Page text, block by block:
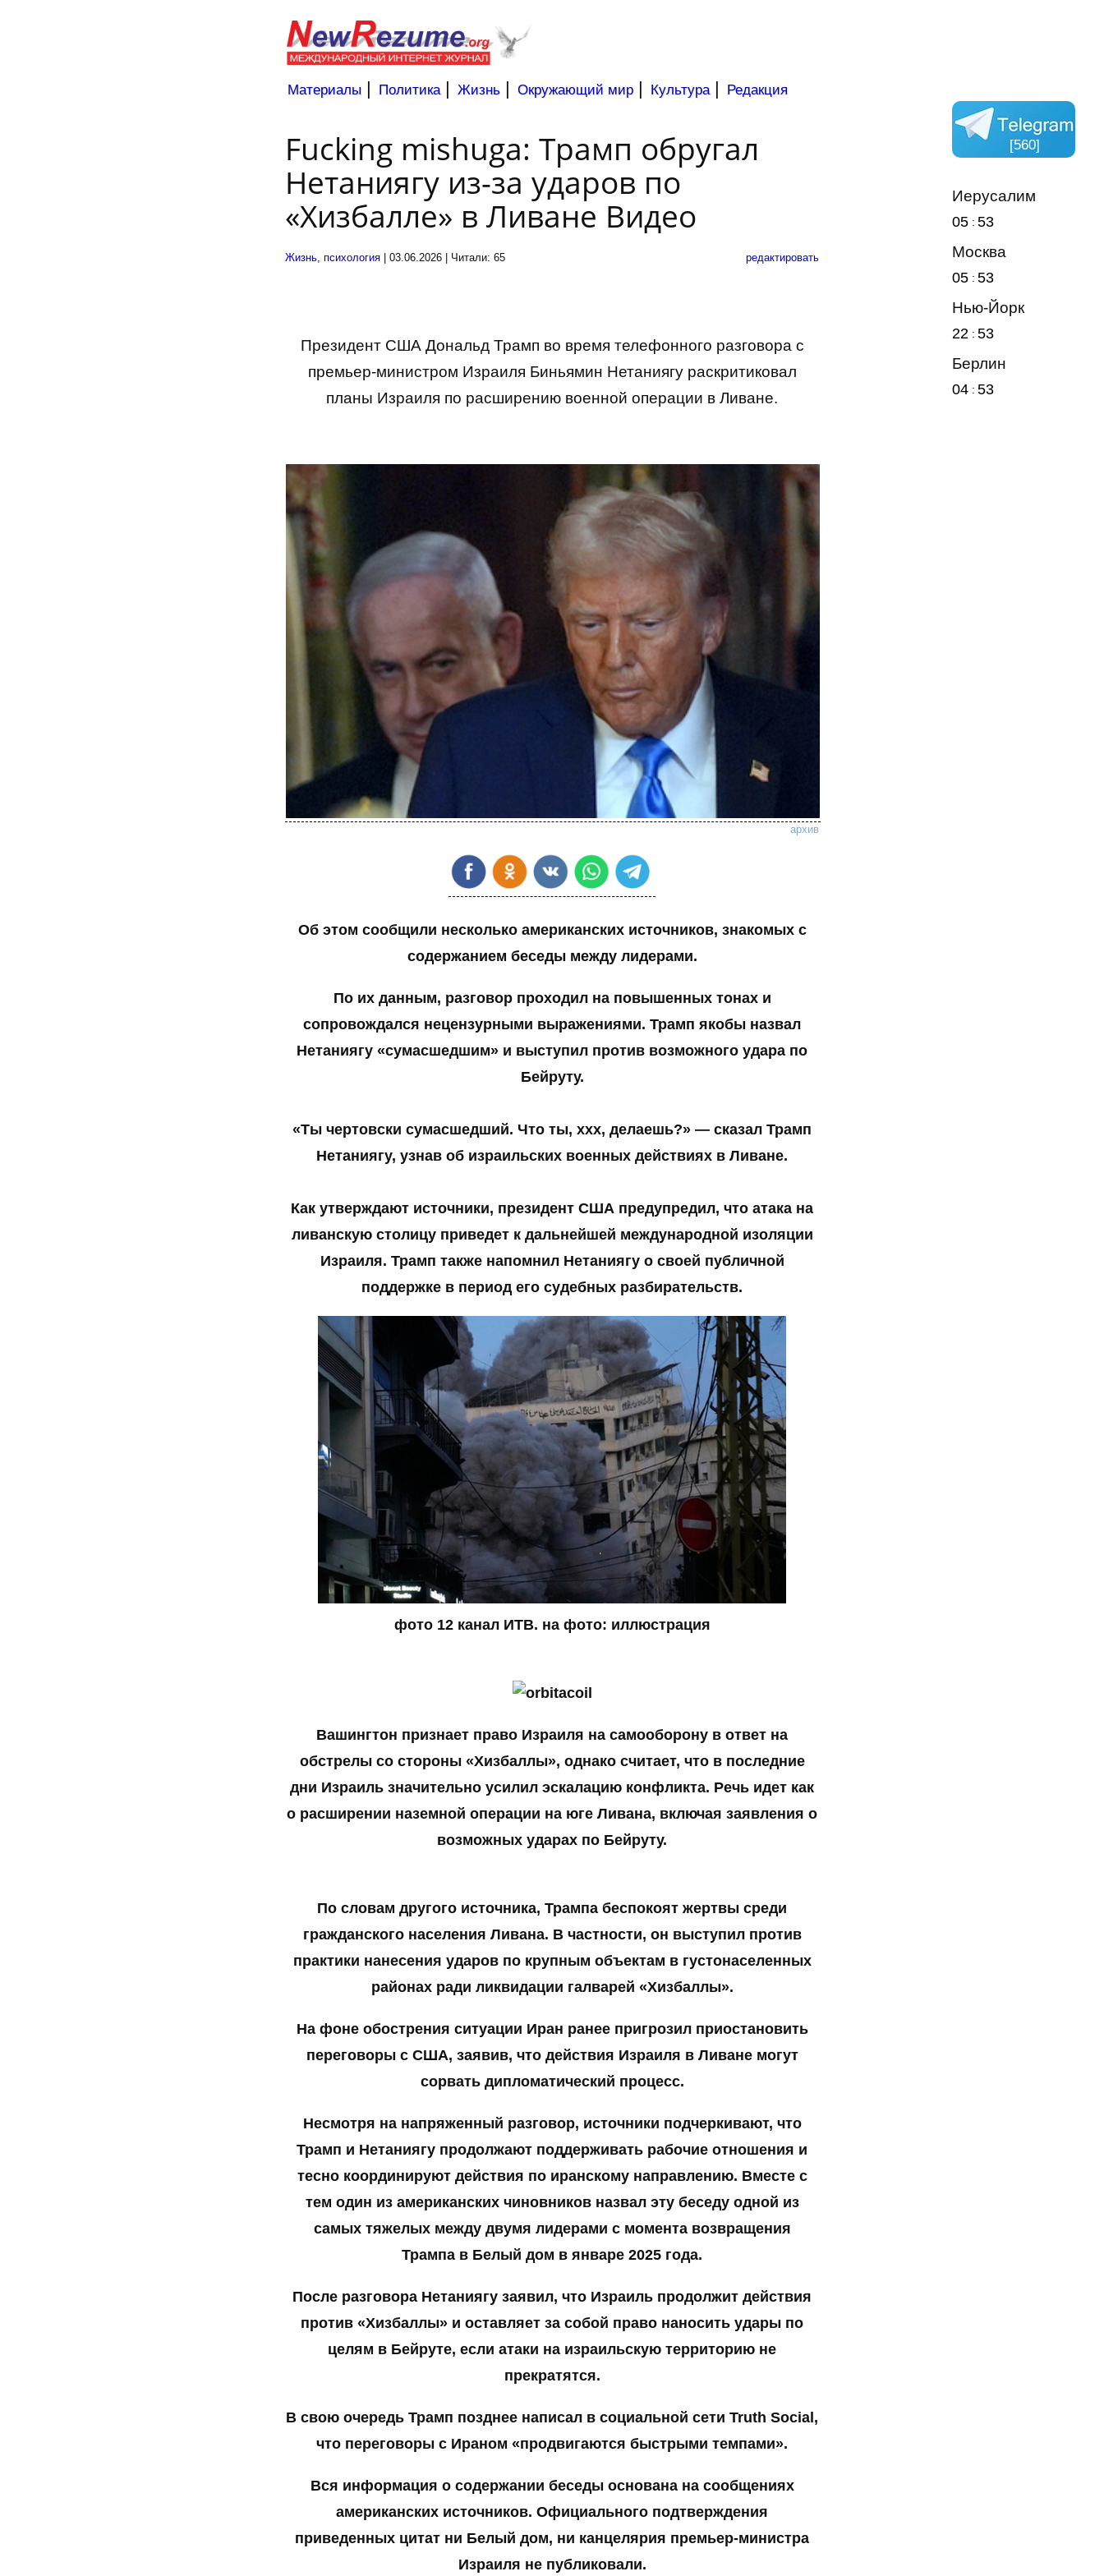
Материалы | Политика | Жизнь | Окружающий мир | Культура | Редакция
[560]
Иерусалим
05 53
Москва
05 53
Нью-Йорк
22 53
Берлин
04 53
Fucking mishuga: Трамп обругал
Нетаниягу из-за ударов по
«Хизбалле» в Ливане Видео
редактировать
Жизнь, психология | 03.06.2026 | Читали: 65
Президент США Дональд Трамп во время телефонного разговора с
премьер-министром Израиля Биньямин Нетаниягу раскритиковал
планы Израиля по расширению военной операции в Ливане.
архив
Об этом сообщили несколько американских источников, знакомых с
содержанием беседы между лидерами.
По их данным, разговор проходил на повышенных тонах и
сопровождался нецензурными выражениями. Трамп якобы назвал
Нетаниягу «сумасшедшим» и выступил против возможного удара по
Бейруту.
«Ты чертовски сумасшедший. Что ты, ххх, делаешь?» — сказал Трамп
Нетаниягу, узнав об израильских военных действиях в Ливане.
Как утверждают источники, президент США предупредил, что атака на
ливанскую столицу приведет к дальнейшей международной изоляции
Израиля. Трамп также напомнил Нетаниягу о своей публичной
поддержке в период его судебных разбирательств.
фото 12 канал ИТВ. на фото: иллюстрация
Вашингтон признает право Израиля на самооборону в ответ на
обстрелы со стороны «Хизбаллы», однако считает, что в последние
дни Израиль значительно усилил эскалацию конфликта. Речь идет как
о расширении наземной операции на юге Ливана, включая заявления о
возможных ударах по Бейруту.
По словам другого источника, Трампа беспокоят жертвы среди
гражданского населения Ливана. В частности, он выступил против
практики нанесения ударов по крупным объектам в густонаселенных
районах ради ликвидации галварей «Хизбаллы».
На фоне обострения ситуации Иран ранее пригрозил приостановить
переговоры с США, заявив, что действия Израиля в Ливане могут
сорвать дипломатический процесс.
Несмотря на напряженный разговор, источники подчеркивают, что
Трамп и Нетаниягу продолжают поддерживать рабочие отношения и
тесно координируют действия по иранскому направлению. Вместе с
тем один из американских чиновников назвал эту беседу одной из
самых тяжелых между двумя лидерами с момента возвращения
Трампа в Белый дом в январе 2025 года.
После разговора Нетаниягу заявил, что Израиль продолжит действия
против «Хизбаллы» и оставляет за собой право наносить удары по
целям в Бейруте, если атаки на израильскую территорию не
прекратятся.
В свою очередь Трамп позднее написал в социальной сети Truth Social,
что переговоры с Ираном «продвигаются быстрыми темпами».
Вся информация о содержании беседы основана на сообщениях
американских источников. Официального подтверждения
приведенных цитат ни Белый дом, ни канцелярия премьер-министра
Израиля не публиковали.